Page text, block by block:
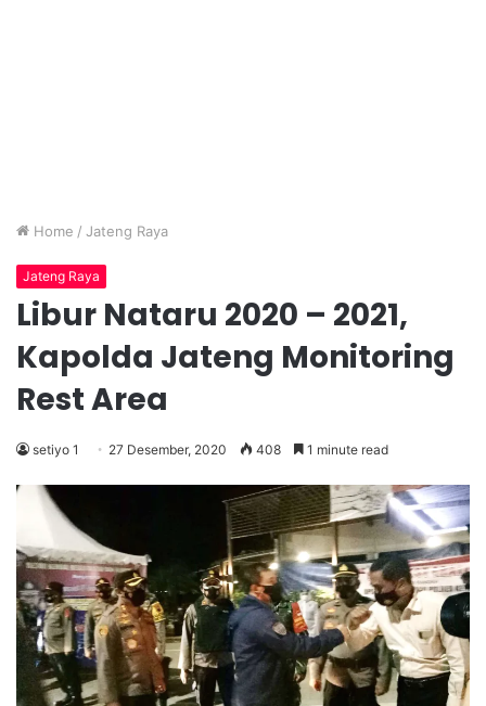
Home / Jateng Raya
Jateng Raya
Libur Nataru 2020 – 2021,
Kapolda Jateng Monitoring
Rest Area
setiyo 1 27 Desember, 2020 408 1 minute read